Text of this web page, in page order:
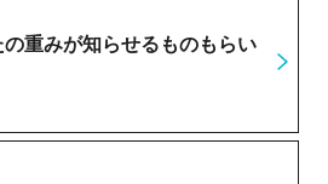
重みが知らせるものもらい